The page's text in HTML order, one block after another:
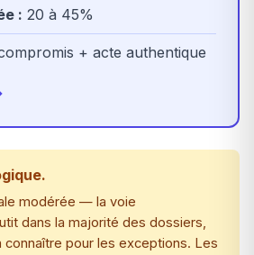
: 20 à 45%
+ acte authentique
modérée — la voie
dans la majorité des dossiers,
connaître pour les exceptions. Les